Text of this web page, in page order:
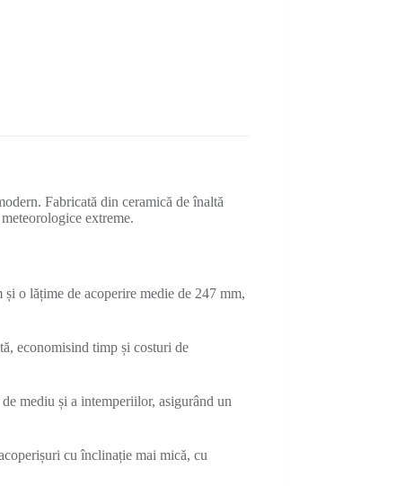
Fabricată din ceramică de înaltă
extreme.
o lățime de acoperire medie de 247 mm,
economisind timp și costuri de
mediu și a intemperiilor, asigurând un
cu înclinație mai mică, cu